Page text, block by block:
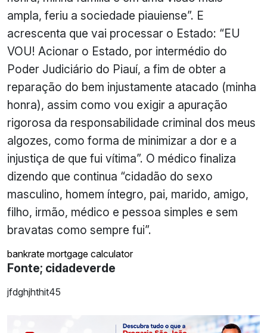
ampla, feriu a sociedade piauiense”. E
acrescenta que vai processar o Estado: “EU
VOU! Acionar o Estado, por intermédio do
Poder Judiciário do Piauí, a fim de obter a
reparação do bem injustamente atacado (minha
honra), assim como vou exigir a apuração
rigorosa da responsabilidade criminal dos meus
algozes, como forma de minimizar a dor e a
injustiça de que fui vítima”. O médico finaliza
dizendo que continua “cidadão do sexo
masculino, homem íntegro, pai, marido, amigo,
filho, irmão, médico e pessoa simples e sem
bravatas como sempre fui”.
bankrate mortgage calculator
Fonte; cidadeverde
jfdghjhthit45